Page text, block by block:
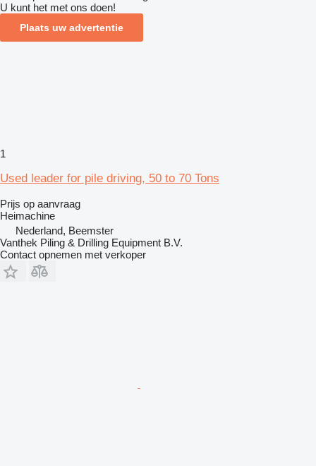
U kunt het met ons doen!
Plaats uw advertentie
1
Used leader for pile driving, 50 to 70 Tons
Prijs op aanvraag
Heimachine
Nederland, Beemster
Vanthek Piling & Drilling Equipment B.V.
Contact opnemen met verkoper